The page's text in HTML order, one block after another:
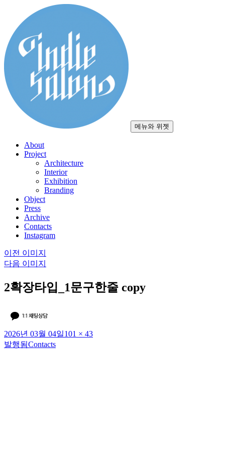
로
건
너
뛰
기
메뉴와 위젯
About
Project
Architecture
Interior
Exhibition
Branding
Object
Press
Archive
Contacts
Instagram
이전 이미지
다음 이미지
2확장타입_1문구한줄 copy
작
성
2026년 03월 04일전
101 × 43
글
발행됨Contacts